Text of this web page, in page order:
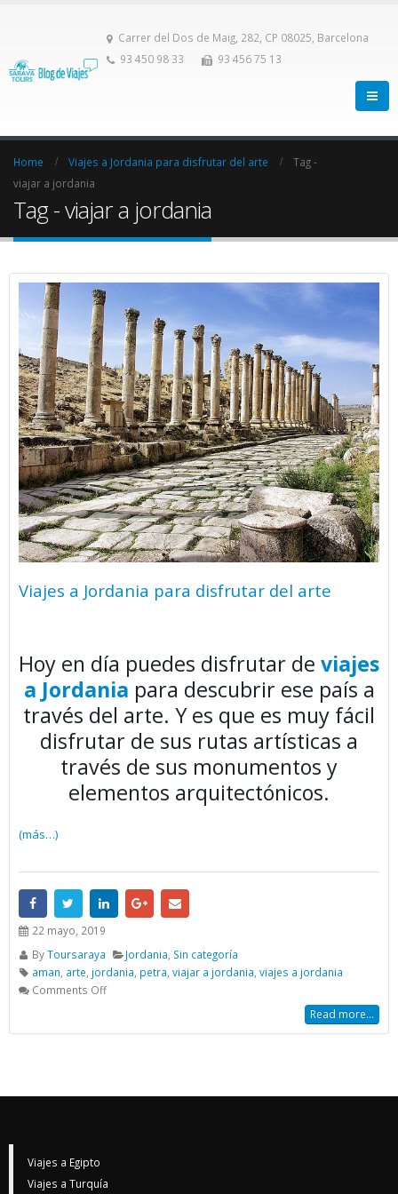
Carrer del Dos de Maig, 282, CP 08025, Barcelona
93 450 98 33
93 456 75 13
Home Viajes a Jordania para disfrutar del arte
Tag -
viajar a jordania
Tag - viajar a jordania
Viajes a Jordania para disfrutar del arte
Hoy en día puedes disfrutar de viajes
a Jordania para descubrir ese país a
través del arte. Y es que es muy fácil
disfrutar de sus rutas artísticas a
través de sus monumentos y
elementos arquitectónicos.
(más…)
22 mayo, 2019
ByToursaraya Jordania, Sin categoría
aman, arte, jordania, petra, viajar a jordania, viajes a jordania
Comments Off
Read more...
Viajes a Egipto
Viajes a Turquía